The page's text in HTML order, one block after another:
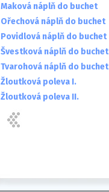
Maková náplň do buchet
Ořechová náplň do buchet
Povidlová náplň do buchet
Švestková náplň do buchet
Tvarohová náplň do buchet
Žloutková poleva I.
Žloutková poleva II.